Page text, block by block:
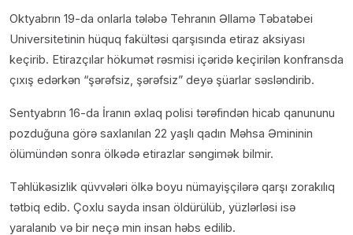
Oktyabrın 19-da onlarla tələbə Tehranın Əllamə Təbatəbei
Universitetinin hüquq fakültəsi qarşısında etiraz aksiyası
keçirib. Etirazçılar hökumət rəsmisi içəridə keçirilən konfransda
çıxış edərkən “şərəfsiz, şərəfsiz” deyə şüarlar səsləndirib.
Sentyabrın 16-da İranın əxlaq polisi tərəfindən hicab qanununu
pozduğuna görə saxlanılan 22 yaşlı qadın Məhsa Əmininin
ölümündən sonra ölkədə etirazlar səngimək bilmir.
Təhlükəsizlik qüvvələri ölkə boyu nümayişçilərə qarşı zorakılıq
tətbiq edib. Çoxlu sayda insan öldürülüb, yüzlərləsi isə
yaralanıb və bir neçə min insan həbs edilib.